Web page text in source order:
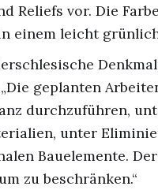
Reliefs vor. Die
einem leicht
geplanten
durchzuführen,
unter
Bauelemente.
zu beschränken.“